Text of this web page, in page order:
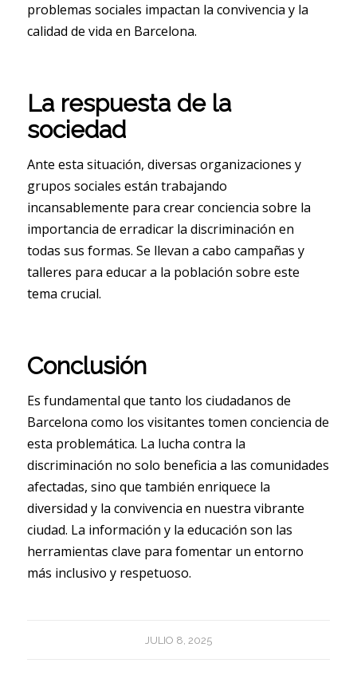
problemas sociales impactan la convivencia y la
calidad de vida en Barcelona.
La respuesta de la
sociedad
Ante esta situación, diversas organizaciones y
grupos sociales están trabajando
incansablemente para crear conciencia sobre la
importancia de erradicar la discriminación en
todas sus formas. Se llevan a cabo campañas y
talleres para educar a la población sobre este
tema crucial.
Conclusión
Es fundamental que tanto los ciudadanos de
Barcelona como los visitantes tomen conciencia de
esta problemática. La lucha contra la
discriminación no solo beneficia a las comunidades
afectadas, sino que también enriquece la
diversidad y la convivencia en nuestra vibrante
ciudad. La información y la educación son las
herramientas clave para fomentar un entorno
más inclusivo y respetuoso.
JULIO 8, 2025